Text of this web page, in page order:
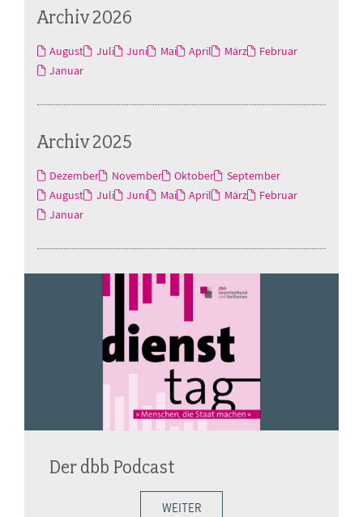
Archiv 2026
August Juli Juni Mai April März
Februar
Januar
Archiv 2025
Dezember November Oktober
September
August
Juli Juni Mai April März
Februar
Januar
Der dbb Podcast
WEITER